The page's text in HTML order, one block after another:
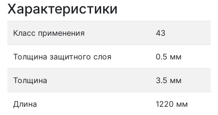
Характеристики
Класс применения 43
Толщина защитного слоя 0.5 мм
Толщина 3.5 мм
Длина 1220 мм